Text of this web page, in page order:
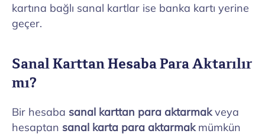
kartına bağlı sanal kartlar ise banka kartı yerine
geçer.
Sanal Karttan Hesaba Para Aktarılır
mı?
Bir hesaba sanal karttan para aktarmakveya
hesaptan sanal karta para aktarmakmümkün